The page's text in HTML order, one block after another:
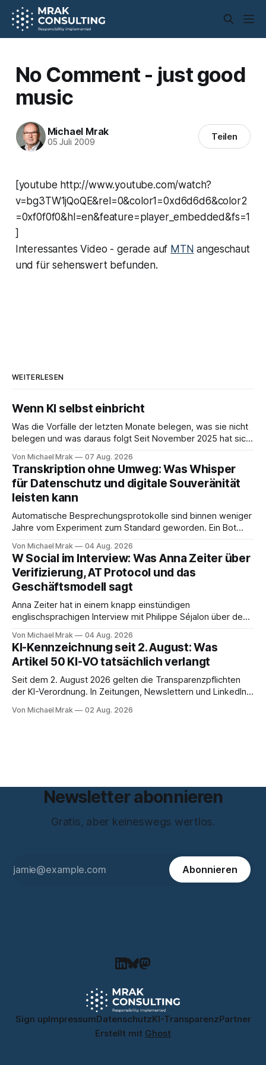
No Comment - just good
music
Michael Mrak
05 Juli 2009 Teilen
[youtube http://www.youtube.com/watch?
v=bg3TW1jQoQE&rel=0&color1=0xd6d6d6&color2
=0xf0f0f0&hl=en&feature=player_embedded&fs=1
]
Interessantes Video - gerade auf MTN angeschaut
und für sehenswert befunden.
WEITERLESEN
Wenn KI selbst einbricht
Was die Vorfälle der letzten Monate belegen, was sie nicht
belegen und was daraus folgt Seit November 2025 hat sich
KI-Systeme Angriffe nicht nur unterstützen, sondern
durchführen können. Sie können. Es gibt inzwischen genug
dokumentierte Fälle, um über Belege statt
Von Michael Mrak 07 Aug. 2026
Transkription ohne Umweg: Was Whisper
für Datenschutz und digitale Souveränität
leisten kann
Automatische Besprechungsprotokolle sind binnen weniger
Jahre vom Experiment zum Standard geworden. Ein Bot
Ende eine Zusammenfassung samt Aufgabenliste. Das
funktioniert gut. Die Frage, die regelmäßig untergeht, lautet:
Wo genau liegt das Audio, wer verarbeitet es und unter
welcher Rechtsgrundlage? Es gibt
Von Michael Mrak 04 Aug. 2026
W Social im Interview: Was Anna Zeiter über
Verifizierung, AT Protocol und das
Geschäftsmodell sagt
Anna Zeiter hat in einem knapp einstündigen
englischsprachigen Interview mit Philippe Séjalon über den
über zehn Jahre Datenschutzbeauftragte bei eBay und hat
zum Thema Meinungsfreiheit promoviert. Das Gespräch ist
inhaltlich dichter als die meisten Kurzinterviews zum Thema
und beantwortet einige Fragen,
Von Michael Mrak 04 Aug. 2026
KI-Kennzeichnung seit 2. August: Was
Artikel 50 KI-VO tatsächlich verlangt
Seit dem 2. August 2026 gelten die Transparenzpflichten
der KI-Verordnung. In Zeitungen, Newslettern und LinkedIn-
trotzdem falsch ist: Ab jetzt müsse alles gekennzeichnet
Von Michael Mrak 02 Aug. 2026
Newsletter abonnieren
Gratis, aber keineswegs wertlos.
Abonnieren
Sign upImpressumDatenschutzKI-TransparenzPartner
Erstellt mit Ghost